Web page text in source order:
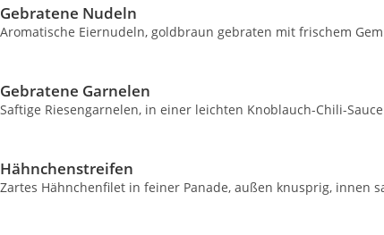
Gebratene Nudeln
Aromatische Eiernudeln, goldbraun gebraten mit frischem
Gebratene Garnelen
Saftige Riesengarnelen, in einer leichten Knoblauch-Chili-
Hähnchenstreifen
Zartes Hähnchenfilet in feiner Panade, außen knusprig, innen